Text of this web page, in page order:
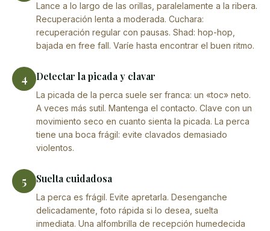
Lance a lo largo de las orillas, paralelamente a la ribera.
Recuperación lenta a moderada. Cuchara:
recuperación regular con pausas. Shad: hop-hop,
bajada en free fall. Varíe hasta encontrar el buen ritmo.
4 Detectar la picada y clavar
La picada de la perca suele ser franca: un «toc» neto.
A veces más sutil. Mantenga el contacto. Clave con un
movimiento seco en cuanto sienta la picada. La perca
tiene una boca frágil: evite clavados demasiado
violentos.
5 Suelta cuidadosa
La perca es frágil. Evite apretarla. Desenganche
delicadamente, foto rápida si lo desea, suelta
inmediata. Una alfombrilla de recepción humedecida